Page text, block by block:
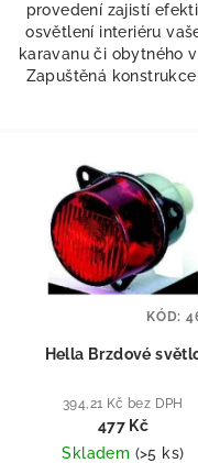
provedení zajistí
osvětlení interiéru
karavanu či obytného
Zapuštěná konstrukce
Hella Brzdové
394,21 Kč bez DPH
477 Kč
Skladem (>5 ks)
KÓD: